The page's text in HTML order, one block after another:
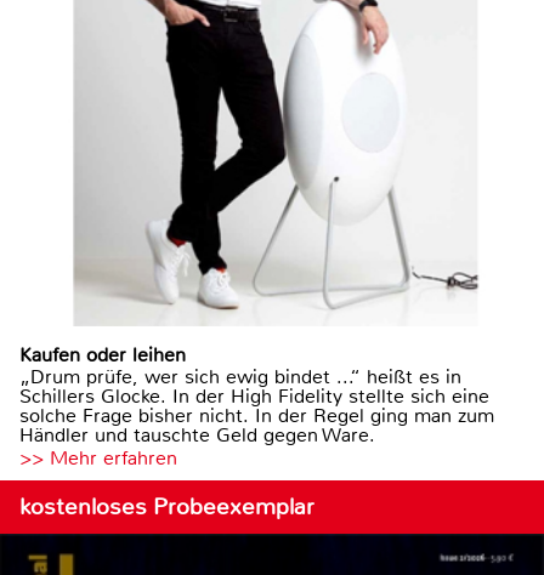
Kaufen oder leihen
„Drum prüfe, wer sich ewig bindet ...“ heißt es in
Schillers Glocke. In der High Fidelity stellte sich eine
solche Frage bisher nicht. In der Regel ging man zum
Händler und tauschte Geld gegen Ware.
>> Mehr erfahren
kostenloses Probeexemplar